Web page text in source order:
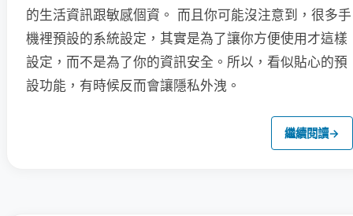
的生活資訊跟敏感個資。 而且你可能沒注意到，很多手
機裡預設的系統設定，其實是為了讓你方便使用才這樣
設定，而不是為了你的資訊安全。所以，看似貼心的預
設功能，有時候反而會讓隱私外洩。
繼續閱讀→